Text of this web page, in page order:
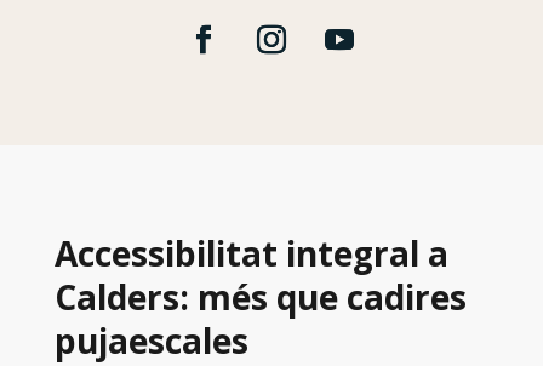
Accessibilitat integral a
Calders: més que cadires
pujaescales